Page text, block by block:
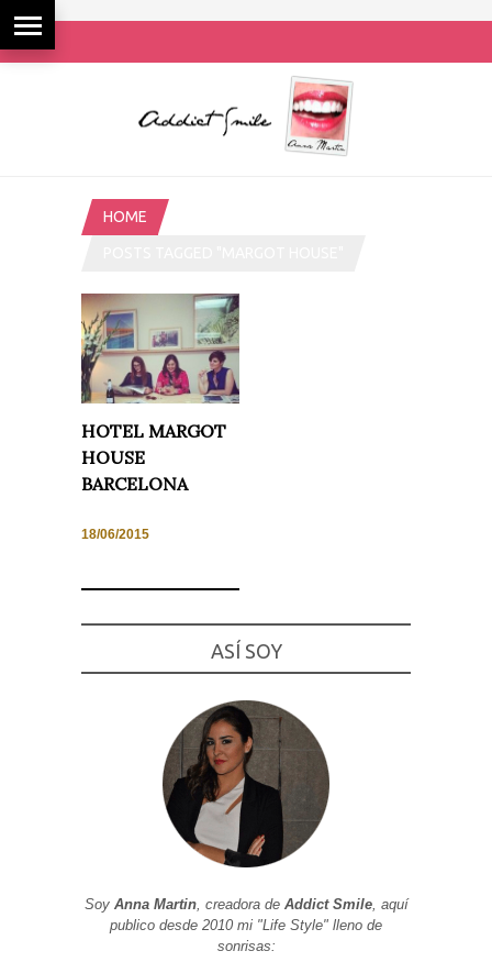
HOME
HOTEL MARGOT
HOUSE
BARCELONA
18/06/2015
ASÍ SOY
Soy Anna Martin, creadora de Addict Smile, aquí
publico desde 2010 mi "Life Style" lleno de
sonrisas:
cookies no
base a cómo